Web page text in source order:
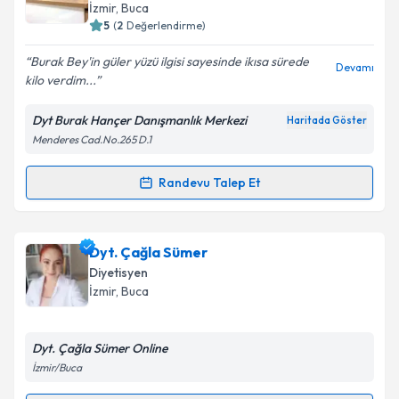
Kişisel verilerimin işlenmesine ilişkin
Aydınlatma
Metni'ni okudum ve kişisel verilerimin belirtilen
kapsamda işlenmesini kabul ediyorum.
İzmir, Buca
5 (2 Değerlendirme)
Burak Bey'in güler yüzü ilgisi sayesinde ikısa sürede
kilo verdim...
Devamı
Dyt Burak Hançer Danışmanlık Merkezi Haritada Göster
Menderes Cad.No.265 D.1
Randevu Talep Et
Randevu Takvimi Talebi
Dyt. Burak Hançeriçin randevu takvimi talebi
oluşturun. Size bu uzmandan randevu almanız için bir
takvim hazırlandığında e-posta ile bilgilendireceğiz.
Dyt. Çağla Sümer
Diyetisyen
İzmir, Buca
Dyt. Çağla Sümer Online
İzmir/Buca